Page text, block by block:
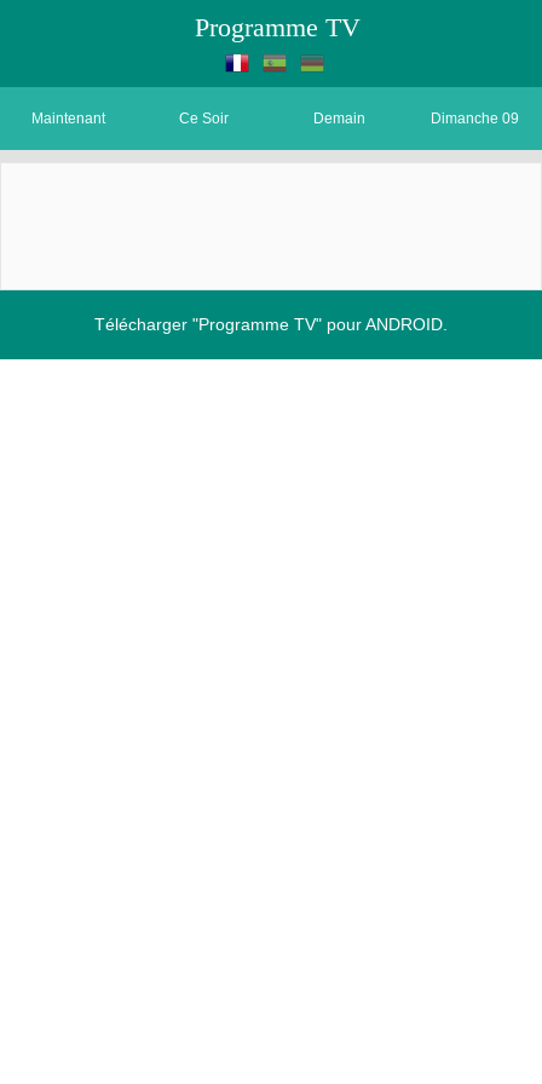
Programme TV
Maintenant Ce Soir Demain Dimanche 09
Télécharger "Programme TV" pour ANDROID.